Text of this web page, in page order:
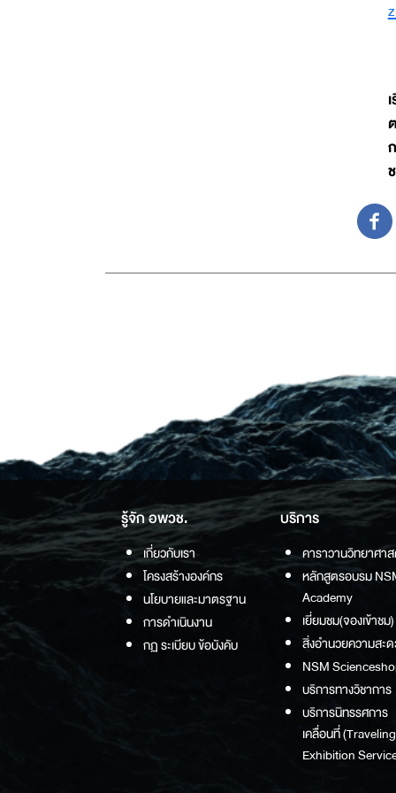
รู้จัก อพวช.
เกี่ยวกับเรา
โครงสร้างองค์กร
นโยบายและมาตรฐาน
การดำเนินงาน
กฏ ระเบียบ ข้อบังคับ
บริการ
คาราวานวิทยาศา
หลักสูตรอบรม
Academy
เยี่ยมชม(จองเข้าชม)
สิ่งอำนวยความสะ
NSM
บริการทางวิชาการ
บริการนิทรรศการ
เคลื่อนที่ (Traveling
Exhibition